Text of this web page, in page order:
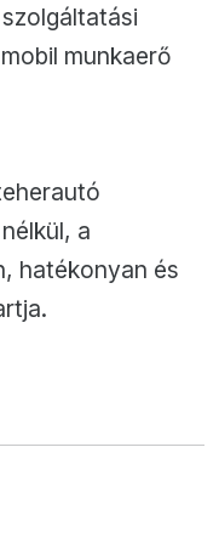
munkaerő
a
hatékonyan és